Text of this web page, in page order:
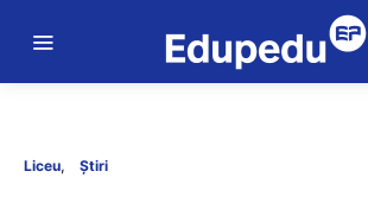
Liceu Știri